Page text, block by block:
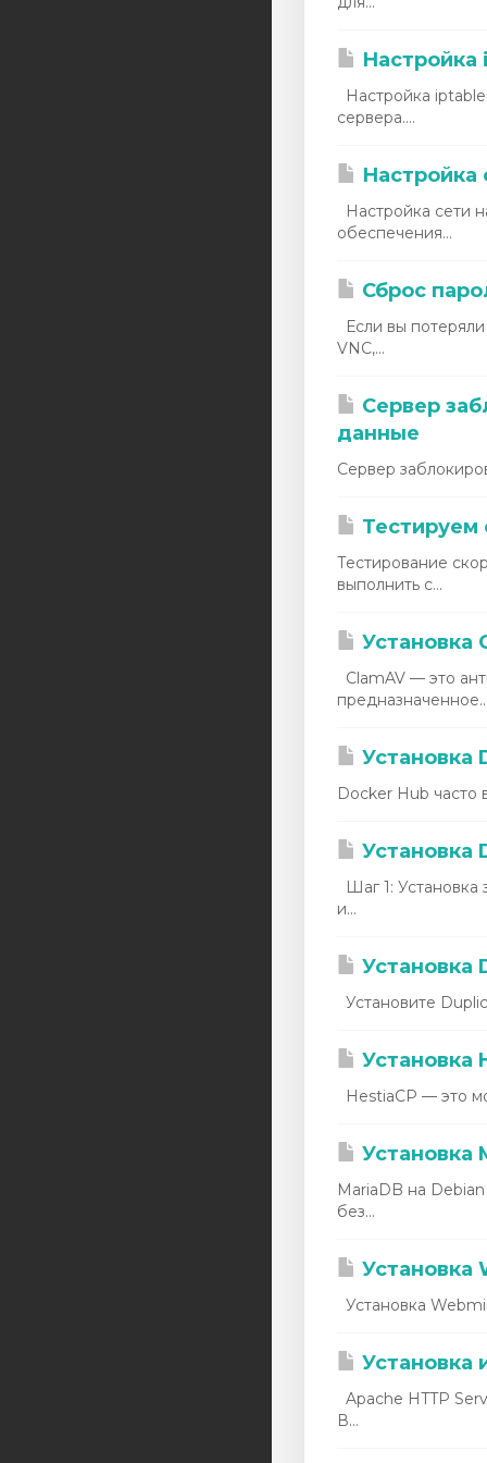
Настройка
Настройка
сервера....
Настройка
Настройка сети
обеспечения...
Сброс
Если вы
VNC,...
Сервер
данные
Сервер
Тестируем
Тестирование
выполнить с...
Установка
ClamAV — это
Установка
Docker Hub часто
Установка
Шаг 1:
и...
Установка
Установите
Установка
HestiaCP — это
Установка
MariaDB на
без...
Установка
Установка
Установка
Apache HTTP
В...